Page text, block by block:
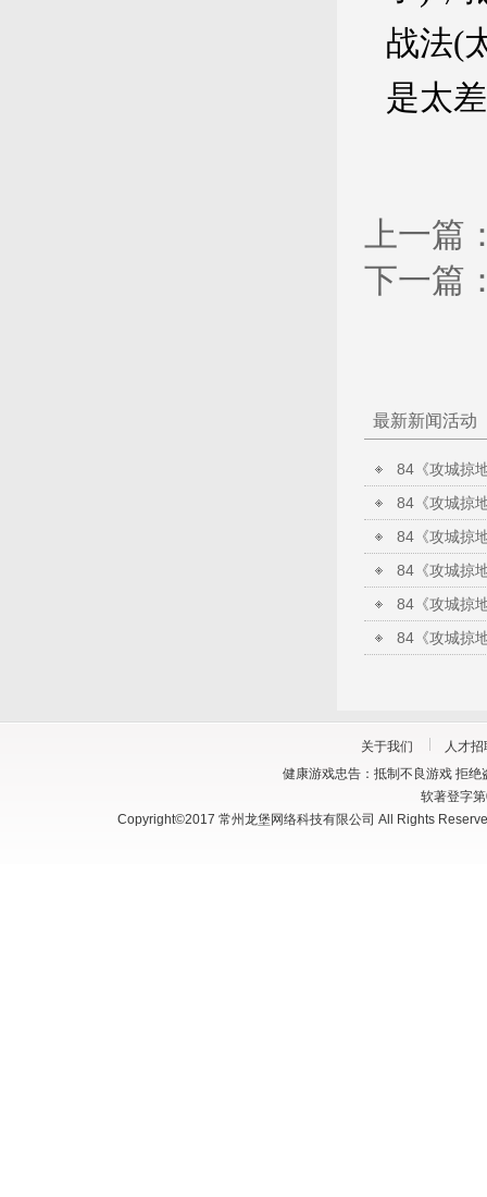
战法(
是太
上一篇
下一篇
最新新闻活动
关于我们
人才招
健康游戏忠告：抵制不良游戏 拒
软著登字
Copyright©2017 常州龙堡网络科技有限公司 All Rights